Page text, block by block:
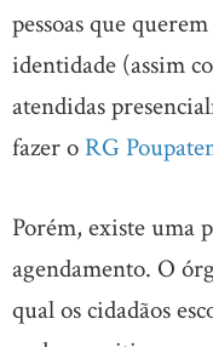
pessoas que
identidade (assim
atendidas
fazer o RG
Porém, existe uma
agendamento. O
qual os cidadãos